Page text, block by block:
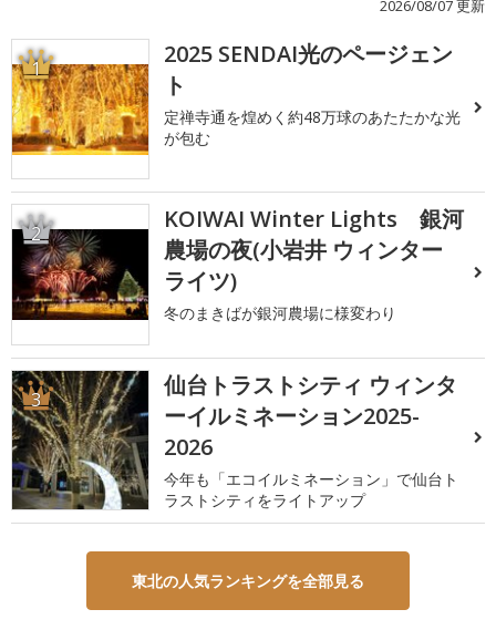
2026/08/07 更新
1
2025 SENDAI光のページェン
ト
定禅寺通を煌めく約48万球のあたたかな光
が包む
2
KOIWAI Winter Lights 銀河
農場の夜(小岩井 ウィンター
ライツ)
冬のまきばが銀河農場に様変わり
3
仙台トラストシティ ウィンタ
ーイルミネーション2025-
2026
今年も「エコイルミネーション」で仙台ト
ラストシティをライトアップ
東北の人気ランキングを全部見る